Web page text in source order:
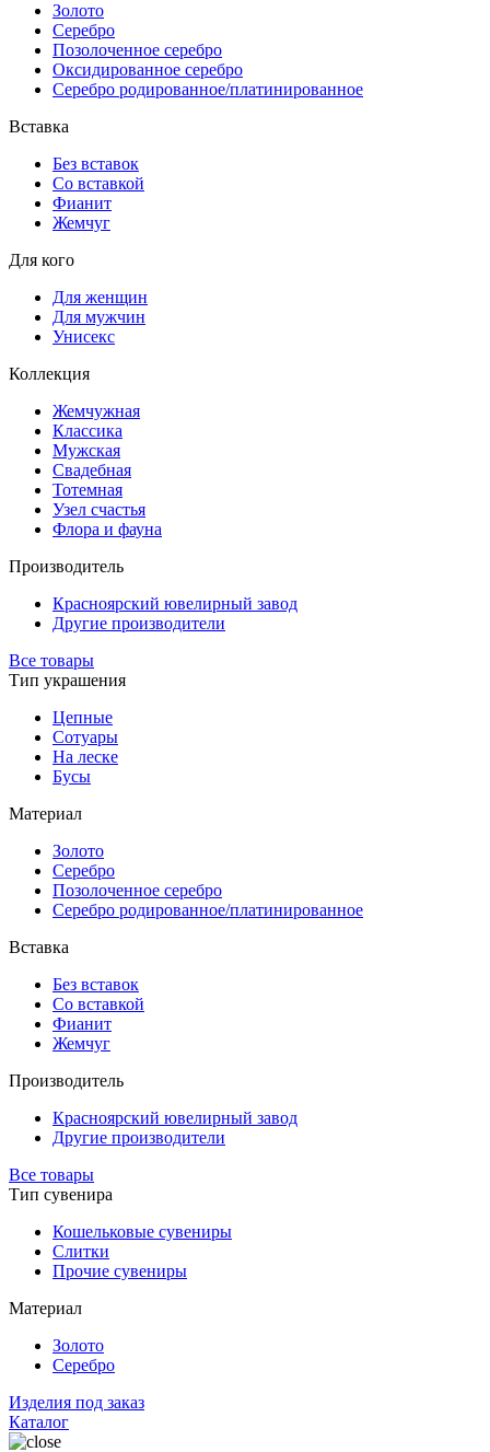
Золото
Серебро
Позолоченное серебро
Оксидированное серебро
Серебро родированное/платинированное
Вставка
Без вставок
Со вставкой
Фианит
Жемчуг
Для кого
Для женщин
Для мужчин
Унисекс
Коллекция
Жемчужная
Классика
Мужская
Свадебная
Тотемная
Узел счастья
Флора и фауна
Производитель
Красноярский ювелирный завод
Другие производители
Все товары
Тип украшения
Цепные
Сотуары
На леске
Бусы
Материал
Золото
Серебро
Позолоченное серебро
Серебро родированное/платинированное
Вставка
Без вставок
Со вставкой
Фианит
Жемчуг
Производитель
Красноярский ювелирный завод
Другие производители
Все товары
Тип сувенира
Кошельковые сувениры
Слитки
Прочие сувениры
Материал
Золото
Серебро
Изделия под заказ
Каталог